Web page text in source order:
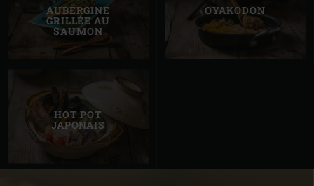
AUBERGINE
GRILLÉE AU
SAUMON
OYAKODON
HOT POT
JAPONAIS